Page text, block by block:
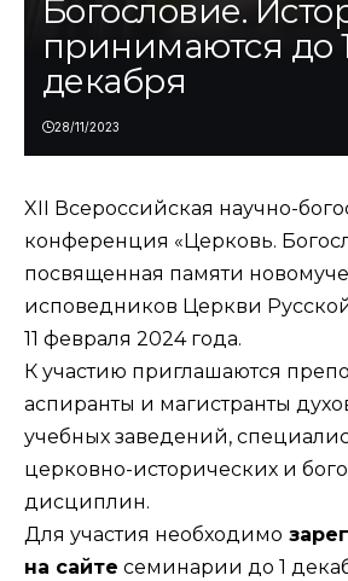
Богословие.
принимаются до 1
декабря
28/11/2023
XII Всероссийская научно-
конференция «Церковь.
посвященная памяти
исповедников Церкви
11 февраля 2024 года.
К участию приглашаются
аспиранты и магистранты
учебных заведений,
церковно-исторических и
дисциплин.
Для участия необходимо
на сайте семинарии до 1